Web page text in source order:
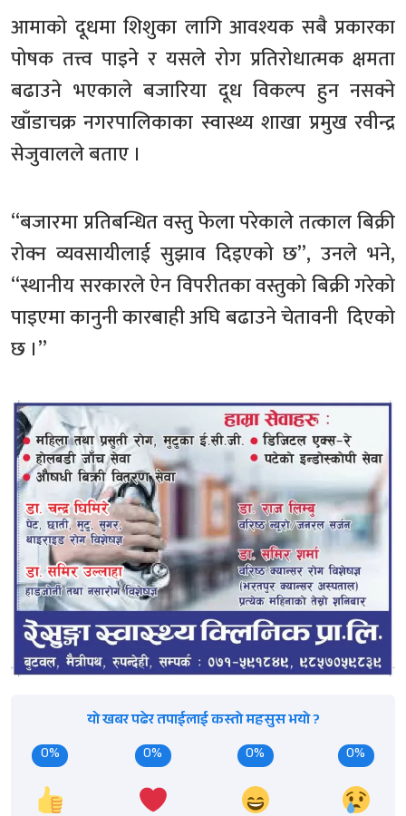
आमाको दूधमा शिशुका लागि आवश्यक सबै प्रकारका
पोषक तत्त्व पाइने र यसले रोग प्रतिरोधात्मक क्षमता
बढाउने भएकाले बजारिया दूध विकल्प हुन नसक्ने
खाँडाचक्र नगरपालिकाका स्वास्थ्य शाखा प्रमुख रवीन्द्र
सेजुवालले बताए ।
“बजारमा प्रतिबन्धित वस्तु फेला परेकाले तत्काल बिक्री
रोक्न व्यवसायीलाई सुझाव दिइएको छ”, उनले भने,
“स्थानीय सरकारले ऐन विपरीतका वस्तुको बिक्री गरेको
पाइएमा कानुनी कारबाही अघि बढाउने चेतावनी दिएको
छ ।”
यो खबर पढेर तपाईलाई कस्तो महसुस भयो ?
0%
0% 0% 0%